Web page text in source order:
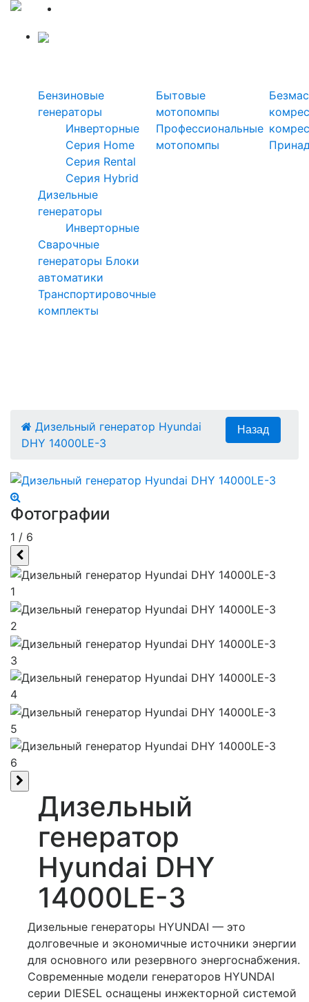
Бензиновые
генераторы
Инверторные
Серия Home
Серия Rental
Серия Hybrid
Дизельные
генераторы
Инверторные
Сварочные
генераторы Блоки
автоматики
Транспортировочные
комплекты
Бытовые
мотопомпы
Профессиональные
мотопомпы
Дизельный генератор Hyundai
DHY 14000LE-3
Фотографии
1 / 6
1
2
3
4
5
6
Дизельный
генератор
Hyundai DHY
14000LE-3
Дизельные генераторы HYUNDAI — это
долговечные и экономичные источники энергии
для основного или резервного энергоснабжения.
Современные модели генераторов HYUNDAI
серии DIESEL оснащены инжекторной системой